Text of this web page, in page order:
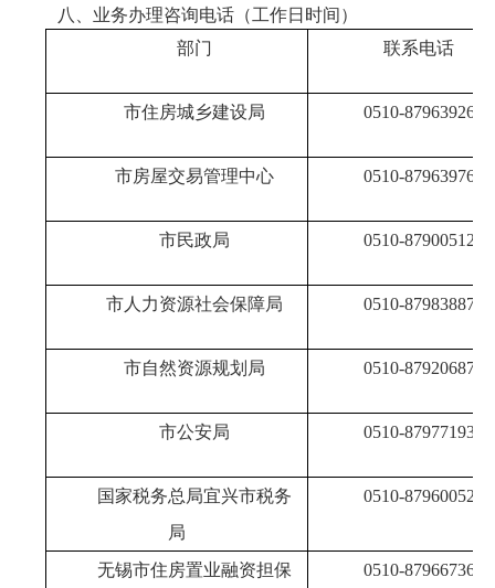
八、业务办理咨询电话（工作日时间）
部门
联系电话
市住房城乡建设局 0510-87963926
市房屋交易管理中心 0510-87963976
市民政局 0510-87900512
市人力资源社会保障局 0510-87983887
市自然资源规划局 0510-87920687
市公安局 0510-87977193
国家税务总局宜兴市税务
局
0510-87960052
无锡市住房置业融资担保
0510-87966736